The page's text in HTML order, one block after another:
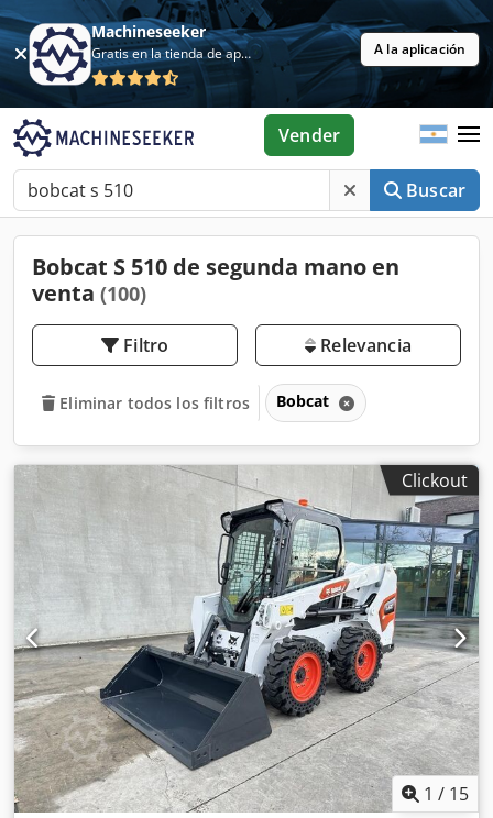
Machineseeker
Gratis en la tienda de aplicaciones A la aplicación
Buscar
Vender
Bobcat S 510 de segunda mano en
venta (100)
Filtro Relevancia
Eliminar todos los filtros Bobcat
Clickout
1 / 15